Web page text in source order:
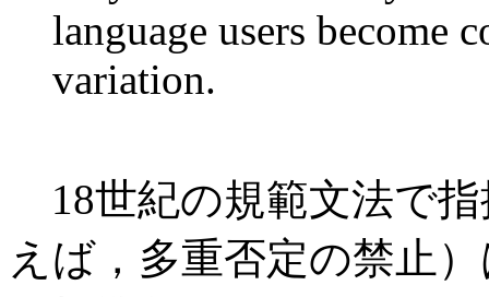
language users become
variation.
18世紀の規範文法で
えば，多重否定の禁止